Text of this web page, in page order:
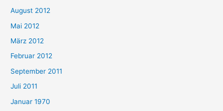
August 2012
Mai 2012
März 2012
Februar 2012
September 2011
Juli 2011
Januar 1970